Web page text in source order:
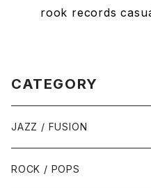
rook records
CATEGORY
JAZZ / FUSION
ピアノ - Piano
ROCK / POPS